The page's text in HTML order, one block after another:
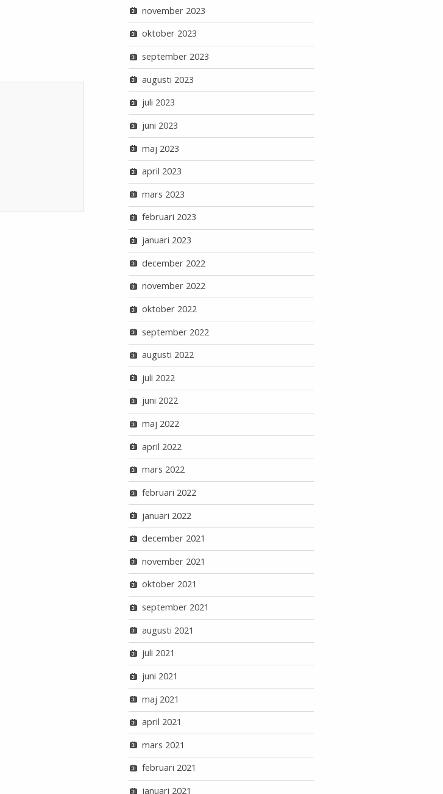
november 2023
oktober 2023
september 2023
augusti 2023
juli 2023
juni 2023
maj 2023
april 2023
mars 2023
februari 2023
januari 2023
december 2022
november 2022
oktober 2022
september 2022
augusti 2022
juli 2022
juni 2022
maj 2022
april 2022
mars 2022
februari 2022
januari 2022
december 2021
november 2021
oktober 2021
september 2021
augusti 2021
juli 2021
juni 2021
maj 2021
april 2021
mars 2021
februari 2021
januari 2021